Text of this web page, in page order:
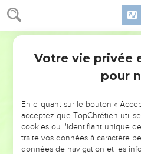
NE MANQUEZ
DE
ET SI LEURS ERREURS
Votre vie privée
pour
En cliquant sur le bouton «
acceptez que TopChrétien
cookies ou l'identifiant unique
traite vos données à caractère
données de navigation et les